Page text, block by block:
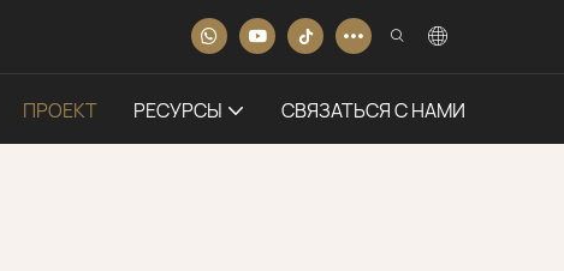
ПРОЕКТ РЕСУРСЫ СВЯЗАТЬСЯ С НАМИ